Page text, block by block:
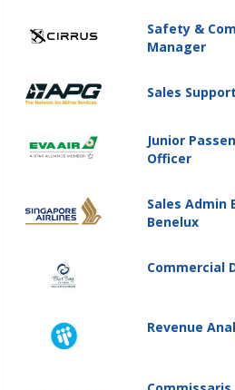
Safety &
Manager
Sales
Junior
Officer
Sales Admin
Benelux
Commercial
Revenue